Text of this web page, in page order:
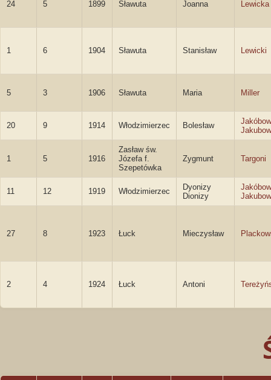
24 5 1899 Sławuta Joanna Lewicka
1 6 1904 Sławuta Stanisław Lewicki
5 3 1906 Sławuta Maria Miller
20 9 1914 Włodzimierzec Bolesław
1 5 1916
Zasław św.
Józefa f.
Szepetówka
Zygmunt Targoni
11 12 1919 Włodzimierzec
Dyonizy
Dionizy
27 8 1923 Łuck Mieczysław
2 4 1924 Łuck Antoni